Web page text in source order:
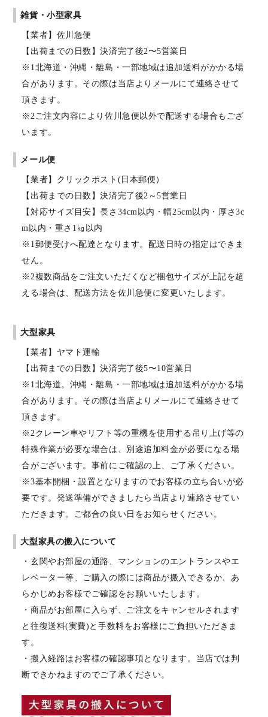
雑貨・小型家具
【業者】佐川急便
【出荷までの日数】決済完了後2〜5営業日
※1北海道・沖縄・離島・一部地域は追加送料がかかる場
合があります。その際は当店よりメールにて連絡させて
頂きます。
※2ご注文内容により佐川急便以外で配送する場合もござ
います。
メール便
【業者】クリックポスト(日本郵便）
【出荷までの日数】決済完了後2～5営業日
【対応サイズ目安】長さ34cm以内・幅25cm以内・厚さ3c
m以内・重さ1㎏以内
※1郵便受けへ配達となります。配送日時の指定はできま
せん。
※2複数商品をご注文いただくなど梱包サイズが上記を超
える場合は、配送方法を佐川急便に変更いたします。
大型家具
【業者】ヤマト運輸
【出荷までの日数】決済完了後5〜10営業日
※1北海道。沖縄・離島・一部地域は追加送料がかかる場
合があります。その際は当店よりメールにて連絡させて
頂きます。
※2クレーン車やリフト等の重機を使用する吊り上げ等の
特殊作業が必要な場合は、別途追加料金が必要になる場
合がございます。事前にご確認の上、ご了承ください。
※3基本開梱・設置となりますのでお客様の立ち合いが必
要です。発送準備ができましたら当店より連絡させてい
ただきます。ご都合の良い日をお知らせください。
大型家具の搬入について
・玄関やお部屋の通路、マンションのエントランスやエ
レベーター等、ご購入の際には商品が搬入できるか、あ
らかじめお客様でご確認をお願いいたします。
・商品がお部屋に入らず、ご注文をキャンセルされます
と往復送料(実費)と手数料をお客様にご負担いただきま
す。
・搬入経路はお客様の確認事項となります。当店では判
断できかねますのでご了承ください。